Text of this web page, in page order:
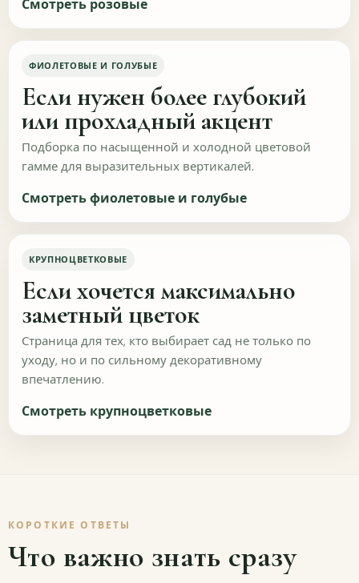
Смотреть розовые
ФИОЛЕТОВЫЕ И ГОЛУБЫЕ
Если нужен более глубокий
или прохладный акцент
Подборка по насыщенной и холодной цветовой
гамме для выразительных вертикалей.
Смотреть фиолетовые и голубые
КРУПНОЦВЕТКОВЫЕ
Если хочется максимально
заметный цветок
Страница для тех, кто выбирает сад не только по
уходу, но и по сильному декоративному
впечатлению.
Смотреть крупноцветковые
КОРОТКИЕ ОТВЕТЫ
Что важно знать сразу
Что изменить на сайте в первую очередь?
ОТПРАВИТЬ Пропустить
Хватает ли фото и описаний перед
Помогите понять, достаточно ли карточек товара и
информационных блоков, чтобы выбрать сорт без
Не всегда Нет